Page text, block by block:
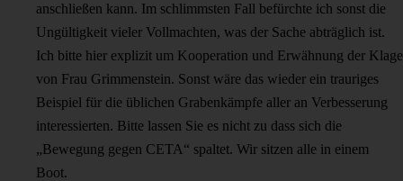
anschließen kann. Im schlimmsten Fall befürchte ich sonst die
Ungültigkeit vieler Vollmachten, was der Sache abträglich ist.
Ich bitte hier explizit um Kooperation und Erwähnung der Klage
von Frau Grimmenstein. Sonst wäre das wieder ein trauriges
Beispiel für die üblichen Grabenkämpfe aller an Verbesserung
interessierten. Bitte lassen Sie es nicht zu dass sich die
„Bewegung gegen CETA“ spaltet. Wir sitzen alle in einem
Boot.